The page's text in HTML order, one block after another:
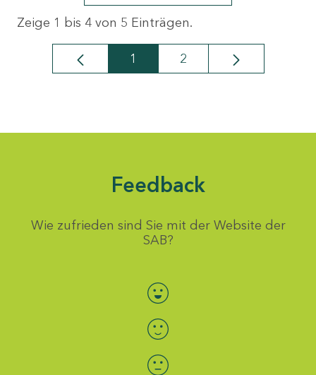
Zeige 1 bis 4 von 5 Einträgen.
Seite
1 Seite
2
Feedback
Wie zufrieden sind Sie mit der Website der
SAB?
Bewertung auswählen